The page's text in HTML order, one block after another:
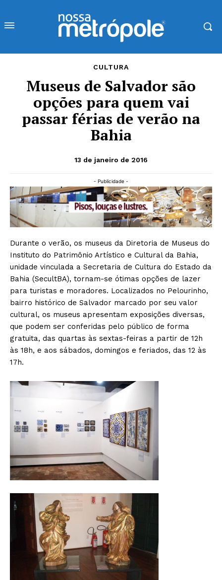
CULTURA
Museus de Salvador são
opções para quem vai
passar férias de verão na
Bahia
13 de janeiro de 2016
- Publicidade -
Durante o verão, os museus da Diretoria de Museus do
Instituto do Patrimônio Artístico e Cultural da Bahia,
unidade vinculada a Secretaria de Cultura do Estado da
Bahia (SecultBA), tornam-se ótimas opções de lazer
para turistas e moradores. Localizados no Pelourinho,
bairro histórico de Salvador marcado por seu valor
cultural, os museus apresentam exposições diversas,
que podem ser conferidas pelo público de forma
gratuita, das quartas às sextas-feiras a partir de 12h
às 18h, e aos sábados, domingos e feriados, das 12 às
17h.